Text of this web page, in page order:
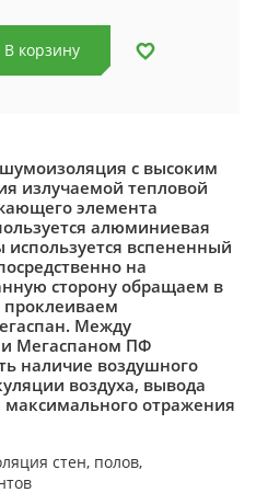
В корзину
с высоким
излучаемой тепловой
элемента
алюминиевая
используется вспененный
на
сторону обращаем в
Между
Мегаспаном ПФ
наличие воздушного
воздуха, вывода
отражения
стен, полов,